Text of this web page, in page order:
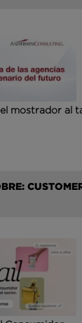
mostrador al